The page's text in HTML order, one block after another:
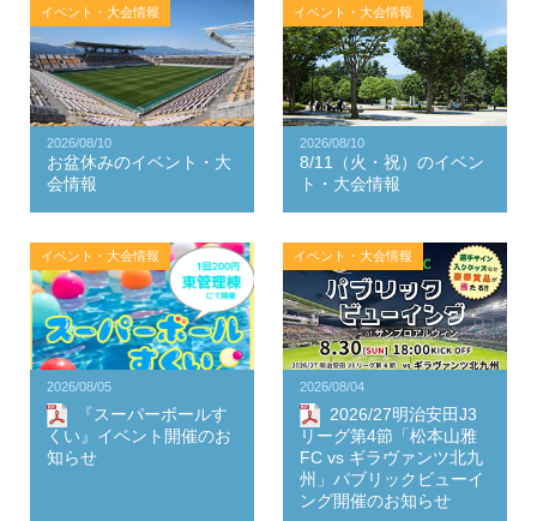
イベント・大会情報
2026/08/10
お盆休みのイベント・大
会情報
イベント・大会情報
2026/08/10
8/11（火・祝）のイベン
ト・大会情報
イベント・大会情報
2026/08/05
『スーパーボールす
くい』イベント開催のお
知らせ
イベント・大会情報
2026/08/04
2026/27明治安田J3
リーグ第4節「松本山雅
FC vs ギラヴァンツ北九
州」パブリックビューイ
ング開催のお知らせ